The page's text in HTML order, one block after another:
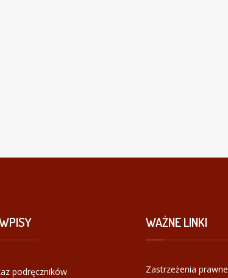
podręczników
WAŻNELINKI
Zastrzeżenia prawne